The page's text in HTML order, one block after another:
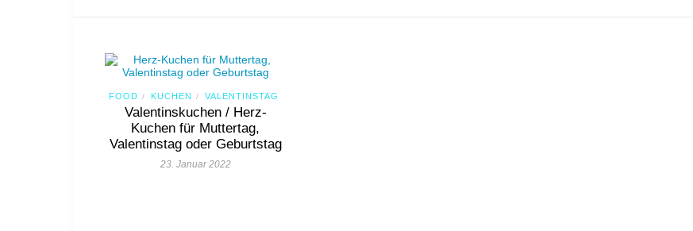
FOOD / KUCHEN / VALENTINSTAG
Valentinskuchen / Herz-
Kuchen für Muttertag,
Valentinstag oder Geburtstag
23. Januar 2022